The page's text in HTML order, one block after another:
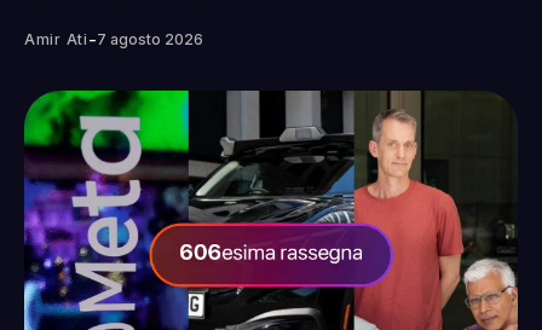
Amir Ati -7 agosto 2026